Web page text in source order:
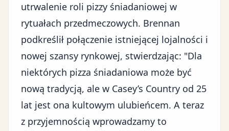
utrwalenie roli pizzy śniadaniowej w
rytuałach przedmeczowych. Brennan
podkreślił połączenie istniejącej lojalności i
nowej szansy rynkowej, stwierdzając: "Dla
niektórych pizza śniadaniowa może być
nową tradycją, ale w Casey’s Country od 25
lat jest ona kultowym ulubieńcem. A teraz
z przyjemnością wprowadzamy to